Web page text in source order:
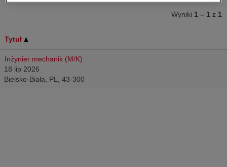
Wyniki 1 – 1 z 1
Tytuł
Inżynier mechanik (M/K)
18 lip 2026
Bielsko-Biała, PL, 43-300